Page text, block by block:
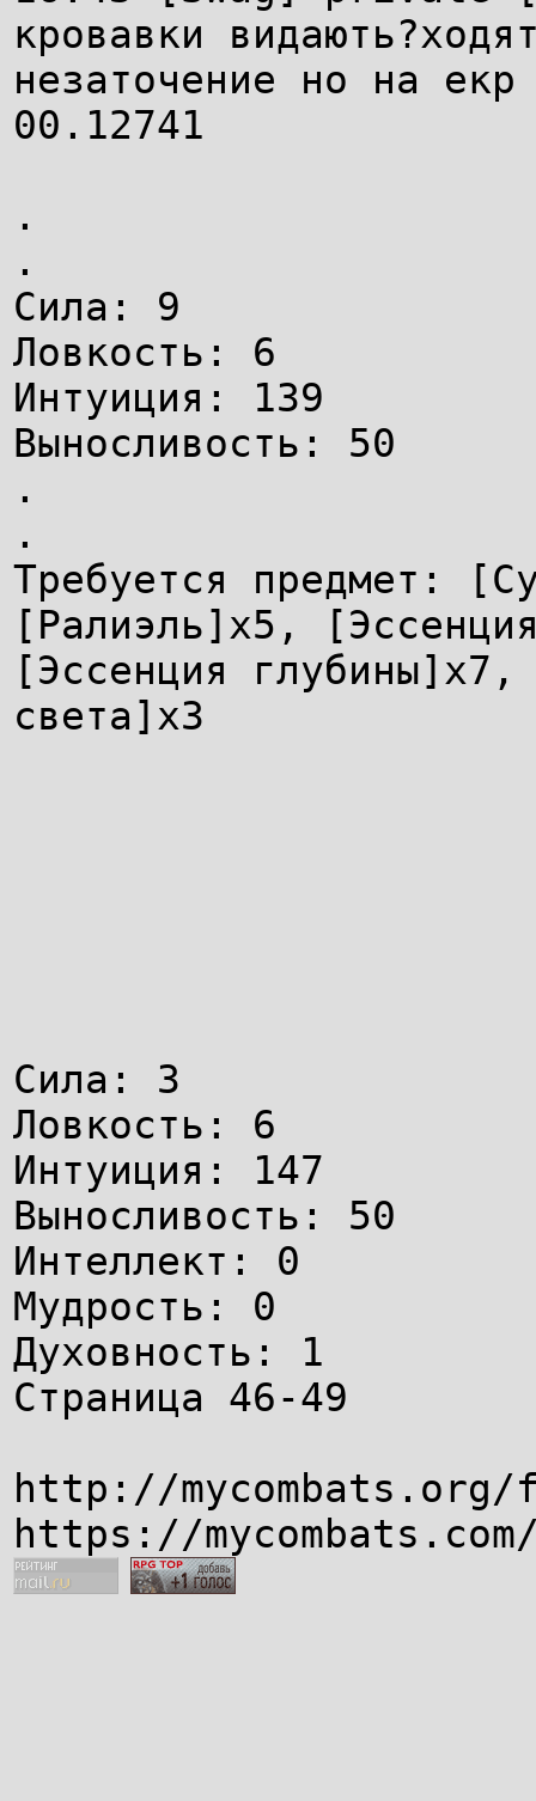
кровавки
незаточение но на
00.12741
.
.
Сила: 9
Ловкость: 6
Интуиция: 139
Выносливость: 50
.
.
Требуется предмет:
[Ралиэль]x5,
[Эссенция глубины]x7,
света]x3
Сила: 3
Ловкость: 6
Интуиция: 147
Выносливость: 50
Интеллект: 0
Мудрость: 0
Духовность: 1
Страница 46-49
http://mycombats.org/
https://